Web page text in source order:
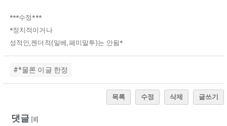
***수정***
*정치적이거나
성적인,젠더적(일베,페미말투)는 안됨*
#*물론 이글 한정
목록 수정 삭제 글쓰기
댓글[8]